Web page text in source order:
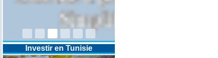
DESIGNATION D’UN REVISEUR
COMPTABLE POUR LES
EXERCICES 2025-2026-2027
Investir en Tunisie